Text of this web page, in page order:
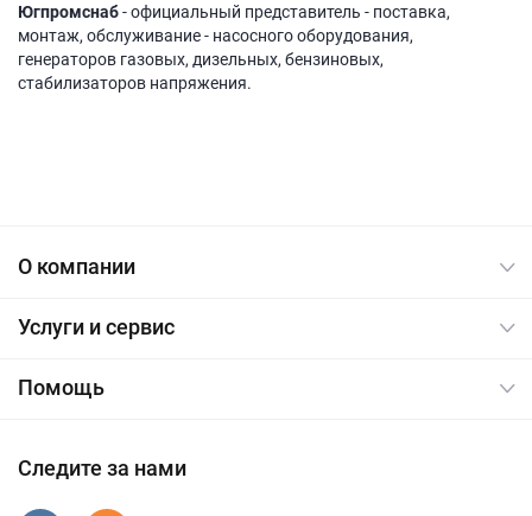
Югпромснаб- официальный представитель - поставка,
монтаж, обслуживание - насосного оборудования,
генераторов газовых, дизельных, бензиновых,
стабилизаторов напряжения.
О компании
Услуги и сервис
Помощь
Следите за нами